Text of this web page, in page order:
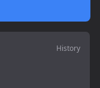
History